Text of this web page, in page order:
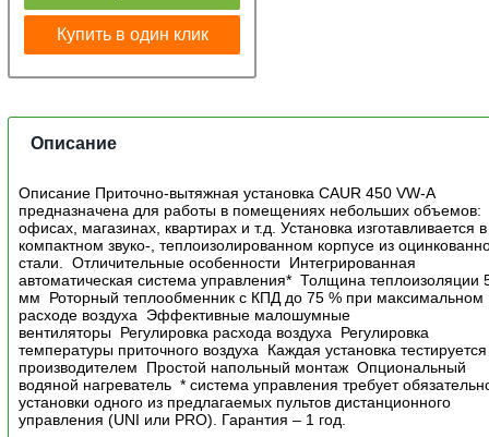
Купить в один клик
Описание
Описание Приточно-вытяжная установка CAUR 450 VW-A
предназначена для работы в помещениях небольших объемов:
офисах, магазинах, квартирах и т.д. Установка изготавливается в
компактном звуко-, теплоизолированном корпусе из
стали. Отличительные особенности Интегрированная
автоматическая система управления* Толщина теплоизоляции
мм Роторный теплообменник с КПД до 75 % при максимальном
расходе воздуха Эффективные малошумные
вентиляторы Регулировка расхода воздуха Регулировка
температуры приточного воздуха Каждая установка тестируется
производителем Простой напольный монтаж Опциональный
водяной нагреватель * система управления требует
установки одного из предлагаемых пультов дистанционного
управления (UNI или PRO). Гарантия – 1 год.